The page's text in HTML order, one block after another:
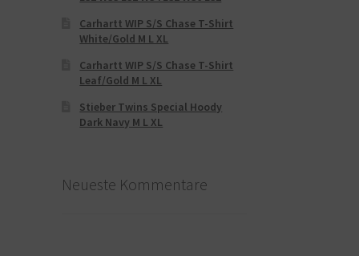
Carhartt WIP S/S Chase T-Shirt
White/Gold M L XL
Carhartt WIP S/S Chase T-Shirt
Leaf/Gold M L XL
Stieber Twins Special Hoody
Dark Navy M L XL
Neueste Kommentare